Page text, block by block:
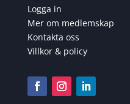
Logga in
Mer om medlemskap
Kontakta oss
Villkor & policy